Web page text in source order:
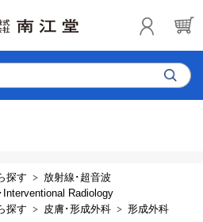
探す
放射線･超音波
Radiology
探す 皮膚･形成外科 形成外科